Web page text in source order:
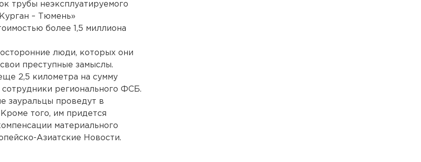
трубы неэксплуатируемого
– Тюмень»
более 1,5 миллиона
люди, которых они
преступные замыслы.
2,5 километра на сумму
регионального ФСБ.
зауральцы проведут в
того, им придется
материального
Азиатские Новости.